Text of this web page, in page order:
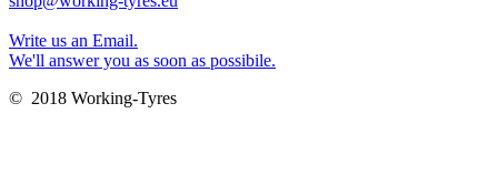
Write us an Email.
We'll answer you as soon as possibile.
© 2018 Working-Tyres